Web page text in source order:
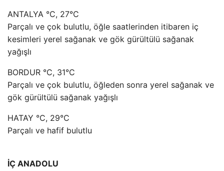
ANTALYA °C, 27°C
Parçalı ve çok bulutlu, öğle saatlerinden itibaren iç
kesimleri yerel sağanak ve gök gürültülü sağanak
yağışlı
BORDUR °C, 31°C
Parçalı ve çok bulutlu, öğleden sonra yerel sağanak ve
gök gürültülü sağanak yağışlı
HATAY °C, 29°C
Parçalı ve hafif bulutlu
İÇ ANADOLU